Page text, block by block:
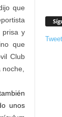
que
prisa y
que
Club
unos